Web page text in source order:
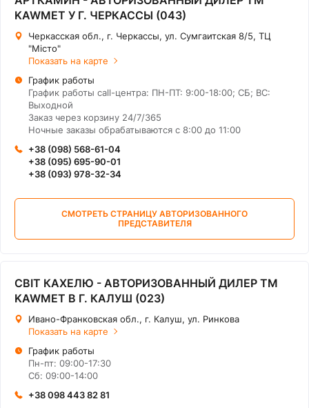
KAWMET У Г. ЧЕРКАССЫ (043)
Черкасская обл., г. Черкассы, ул. Сумгаитская 8/5, ТЦ
"Місто"
Показать на карте
График работы
График работы call-центра: ПН-ПТ: 9:00-18:00; СБ; ВС:
Выходной
Заказ через корзину 24/7/365
Ночные заказы обрабатываются с 8:00 до 11:00
+38 (098) 568-61-04
+38 (095) 695-90-01
+38 (093) 978-32-34
СМОТРЕТЬ СТРАНИЦУ АВТОРИЗОВАННОГО
ПРЕДСТАВИТЕЛЯ
СВІТ КАХЕЛЮ - АВТОРИЗОВАННЫЙ ДИЛЕР ТМ
KAWMET В Г. КАЛУШ (023)
Ивано-Франковская обл., г. Калуш, ул. Ринкова
Показать на карте
График работы
Пн-пт: 09:00-17:30
Сб: 09:00-14:00
+38 098 443 82 81